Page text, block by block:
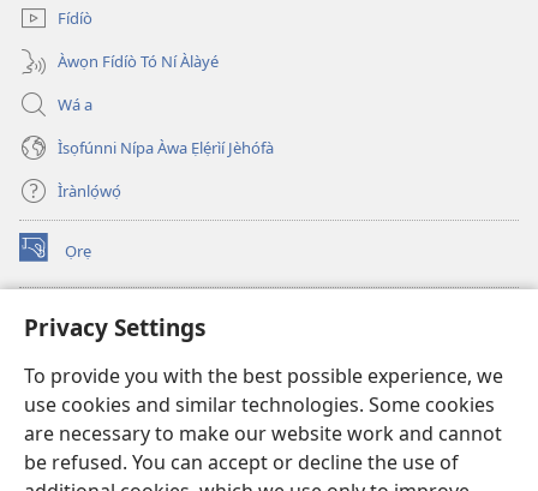
Privacy Settings
To provide you with the best possible experience, we
use cookies and similar technologies. Some cookies
are necessary to make our website work and cannot
be refused. You can accept or decline the use of
Fídíò
Àwọn Fídíò Tó Ní Àlàyé
Wá a
Ìsọfúnni Nípa Àwa Ẹlẹ́rìí Jèhófà
Ìrànlọ́wọ́
Ọrẹ
(opens
new
ÀKÁ ÌWÉ ORÍ ÍŃTÁNẸ́Ẹ̀TÌ TI Watchtower™
(opens
window)JW Hub
(opens
new
window)JW Library
Watchtower Library ®